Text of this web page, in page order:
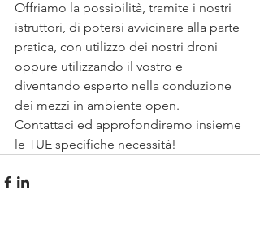
Offriamo la possibilità, tramite i nostri
istruttori, di potersi avvicinare alla parte
pratica, con utilizzo dei nostri droni
oppure utilizzando il vostro e
diventando esperto nella conduzione
dei mezzi in ambiente open.
Contattaci ed approfondiremo insieme
le TUE specifiche necessità!